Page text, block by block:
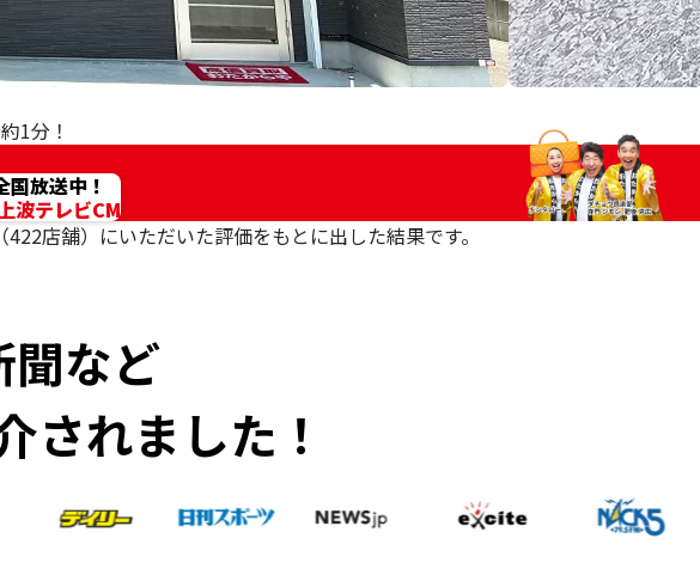
1分！
国放送中！
波テレビCM
店舗）にいただいた評価をもとに出した結果です。
聞など
されました！